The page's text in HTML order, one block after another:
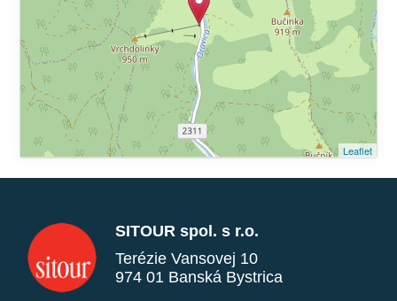
Leaflet
SITOUR spol. s r.o.
Terézie Vansovej 10
974 01 Banská Bystrica